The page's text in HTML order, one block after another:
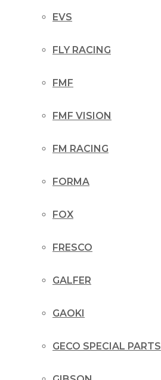
EVS
FLY RACING
FMF
FMF VISION
FM RACING
FORMA
FOX
FRESCO
GALFER
GAOKI
GECO SPECIAL PARTS